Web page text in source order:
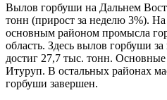
Вылов горбуши на Дальнем
тонн (прирост за неделю 3%).
основным районом промысла
область. Здесь вылов горбуши
достиг 27,7 тыс. тонн.
Итуруп. В остальных районах
горбуши завершен.